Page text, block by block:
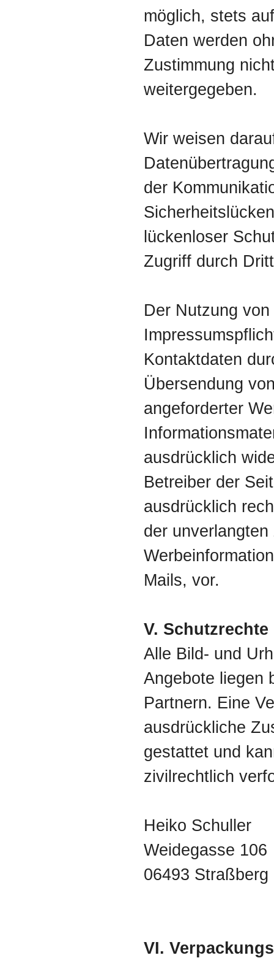
möglich, stets
Daten werden
Zustimmung
weitergegeben.
Wir weisen
der
lückenloser
Zugriff durch
Der Nutzung
Kontaktdaten
Übersendung
angeforderter
ausdrücklich
Betreiber der
ausdrücklich
der
Mails, vor.
V. Schutzrechte
Alle Bild- und
Angebote liegen
Partnern. Eine
ausdrückliche
gestattet und
zivilrechtlich
Heiko Schuller
Weidegasse 106
06493 Straßberg
VI.